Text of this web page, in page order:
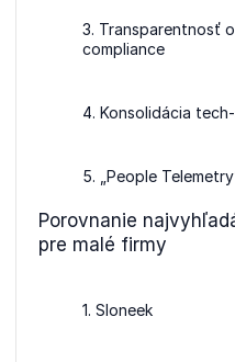
3. Transparentnosť
compliance
4. Konsolidácia
5. „People
Porovnanie
pre malé firmy
1. Sloneek